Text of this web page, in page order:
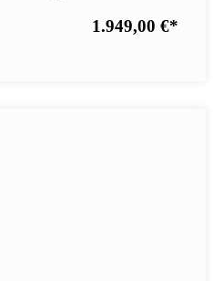
1.949,00 €*